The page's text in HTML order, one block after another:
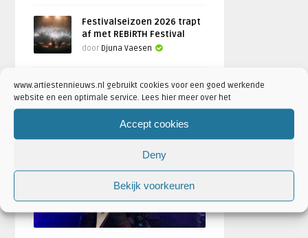
www.artiestennieuws.nl gebruikt cookies voor een goed werkende
website en een optimale service. Lees hier meer over het
Accept cookies
Deny
Bekijk voorkeuren
Festivalseizoen 2026 trapt
af met REBiRTH Festival
door Djuna Vaesen
FOTOREPORTAGES